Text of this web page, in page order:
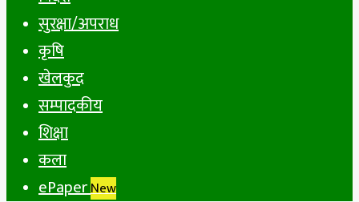
सुरक्षा/अपराध
कृषि
खेलकुद
सम्पादकीय
शिक्षा
कला
ePaperNew